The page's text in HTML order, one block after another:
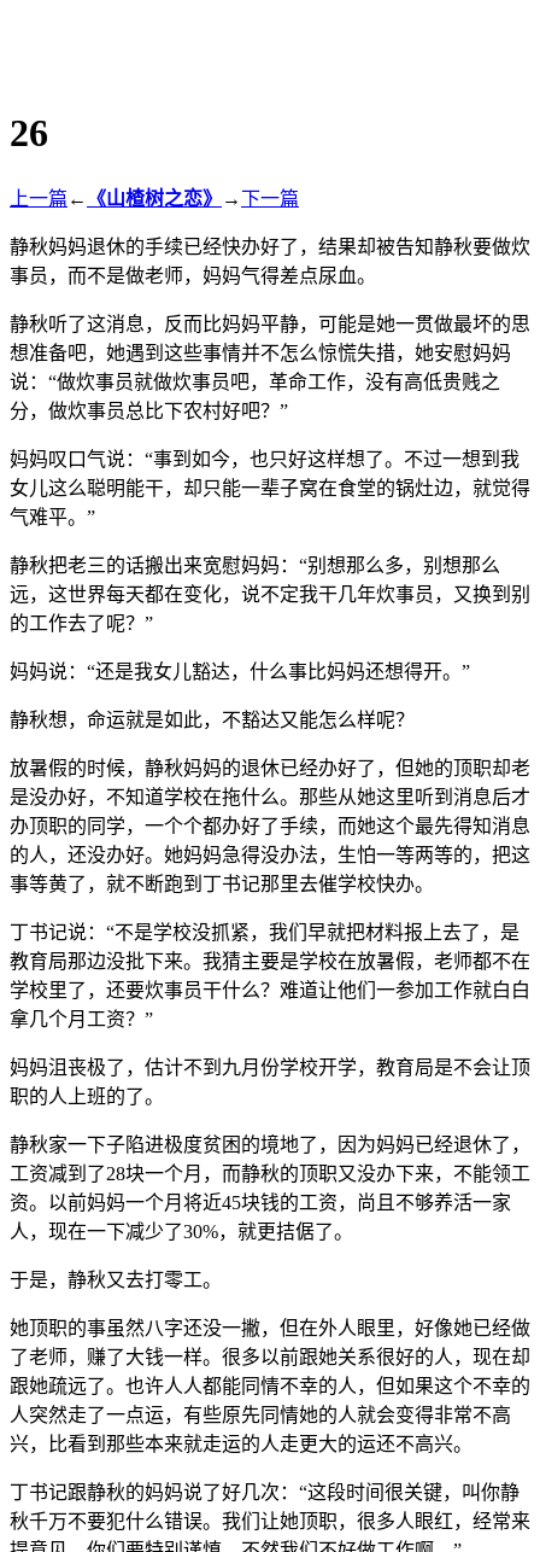
26
上一篇 ← 《山楂树之恋》 →下一篇
静秋妈妈退休的手续已经快办好了，结果却被告知静秋要做炊
事员，而不是做老师，妈妈气得差点尿血。
静秋听了这消息，反而比妈妈平静，可能是她一贯做最坏的思
想准备吧，她遇到这些事情并不怎么惊慌失措，她安慰妈妈
说：“做炊事员就做炊事员吧，革命工作，没有高低贵贱之
分，做炊事员总比下农村好吧？”
妈妈叹口气说：“事到如今，也只好这样想了。不过一想到我
女儿这么聪明能干，却只能一辈子窝在食堂的锅灶边，就觉得
气难平。”
静秋把老三的话搬出来宽慰妈妈：“别想那么多，别想那么
远，这世界每天都在变化，说不定我干几年炊事员，又换到别
的工作去了呢？”
妈妈说：“还是我女儿豁达，什么事比妈妈还想得开。”
静秋想，命运就是如此，不豁达又能怎么样呢？
放暑假的时候，静秋妈妈的退休已经办好了，但她的顶职却老
是没办好，不知道学校在拖什么。那些从她这里听到消息后才
办顶职的同学，一个个都办好了手续，而她这个最先得知消息
的人，还没办好。她妈妈急得没办法，生怕一等两等的，把这
事等黄了，就不断跑到丁书记那里去催学校快办。
丁书记说：“不是学校没抓紧，我们早就把材料报上去了，是
教育局那边没批下来。我猜主要是学校在放暑假，老师都不在
学校里了，还要炊事员干什么？难道让他们一参加工作就白白
拿几个月工资？”
妈妈沮丧极了，估计不到九月份学校开学，教育局是不会让顶
职的人上班的了。
静秋家一下子陷进极度贫困的境地了，因为妈妈已经退休了，
工资减到了28块一个月，而静秋的顶职又没办下来，不能领工
资。以前妈妈一个月将近45块钱的工资，尚且不够养活一家
人，现在一下减少了30%，就更拮倨了。
于是，静秋又去打零工。
她顶职的事虽然八字还没一撇，但在外人眼里，好像她已经做
了老师，赚了大钱一样。很多以前跟她关系很好的人，现在却
跟她疏远了。也许人人都能同情不幸的人，但如果这个不幸的
人突然走了一点运，有些原先同情她的人就会变得非常不高
兴，比看到那些本来就走运的人走更大的运还不高兴。
丁书记跟静秋的妈妈说了好几次：“这段时间很关键，叫你静
秋千万不要犯什么错误。我们让她顶职，很多人眼红，经常来